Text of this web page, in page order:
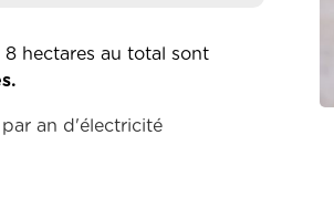
8 hectares au total sont
an d'électricité